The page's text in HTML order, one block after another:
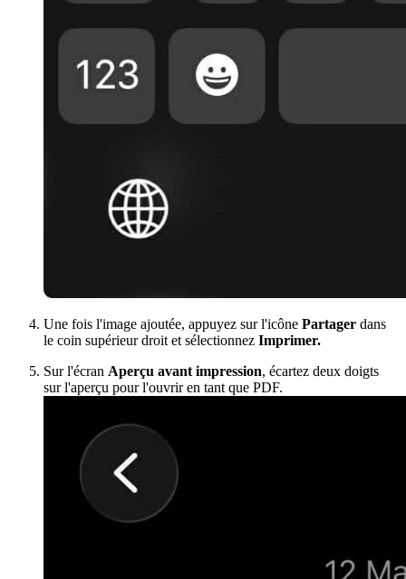
Une fois l'image ajoutée, appuyez sur l'icône Partager dans
le coin supérieur droit et sélectionnez Imprimer.
Sur l'écran Aperçu avant impression, écartez deux doigts
sur l'aperçu pour l'ouvrir en tant que PDF.